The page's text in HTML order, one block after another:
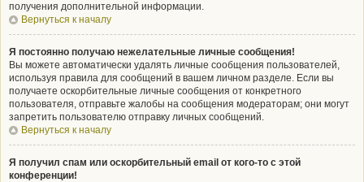
получения дополнительной информации.
Вернуться к началу
Я постоянно получаю нежелательные личные сообщения!
Вы можете автоматически удалять личные сообщения пользователей,
используя правила для сообщений в вашем личном разделе. Если вы
получаете оскорбительные личные сообщения от конкретного
пользователя, отправьте жалобы на сообщения модераторам; они могут
запретить пользователю отправку личных сообщений.
Вернуться к началу
Я получил спам или оскорбительный email от кого-то с этой
конференции!